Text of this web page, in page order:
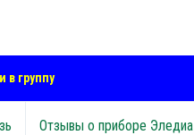
в группу
Отзывы о приборе Эледиа